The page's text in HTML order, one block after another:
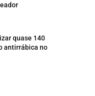
quase 140
antirrábica no